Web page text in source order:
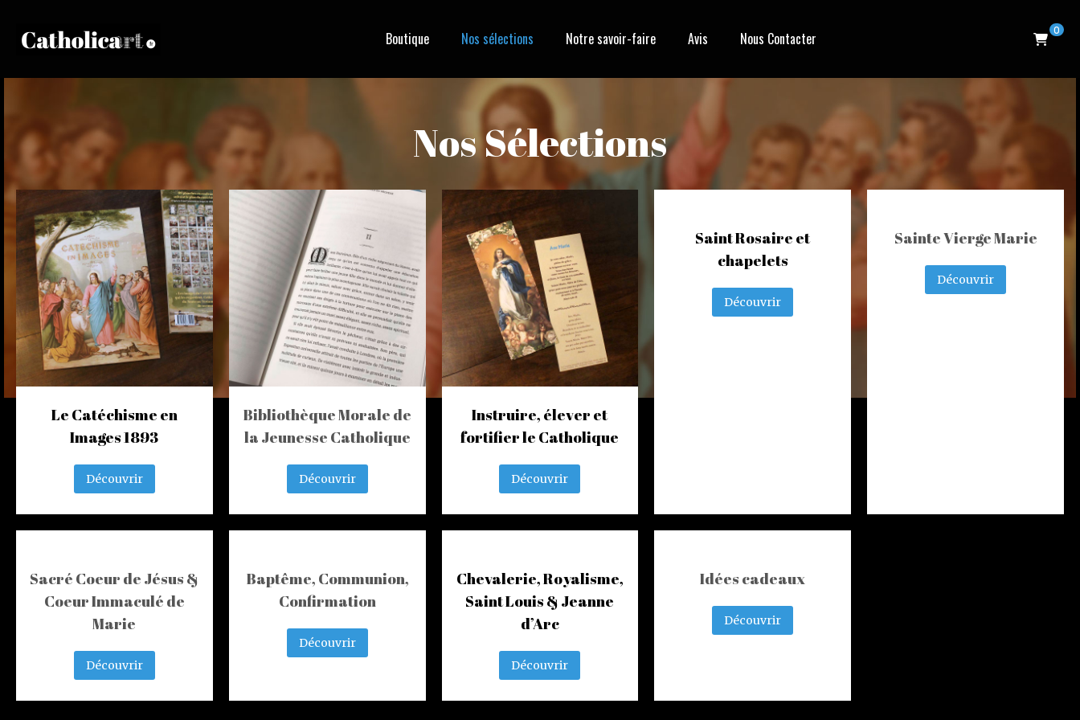
Boutique Nos sélections Notre savoir-faire Avis Nous Contacter 0
Nos Sélections
Le Catéchisme en
Images 1893
Découvrir
Bibliothèque Morale de
la Jeunesse Catholique
Découvrir
Instruire, élever et
fortifier le Catholique
Découvrir
Saint Rosaire et
chapelets
Découvrir
Sainte Vierge Marie
Découvrir
Sacré Coeur de Jésus &
Coeur Immaculé de
Marie
Découvrir
Baptême, Communion,
Confirmation
Découvrir
Chevalerie, Royalisme,
Saint Louis & Jeanne
d’Arc
Découvrir
Idées cadeaux
Découvrir